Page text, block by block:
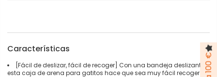
Características
[Fácil de deslizar, fácil de recoger] Con una bandeja deslizante,
esta caja de arena para gatitos hace que sea muy fácil recoger o